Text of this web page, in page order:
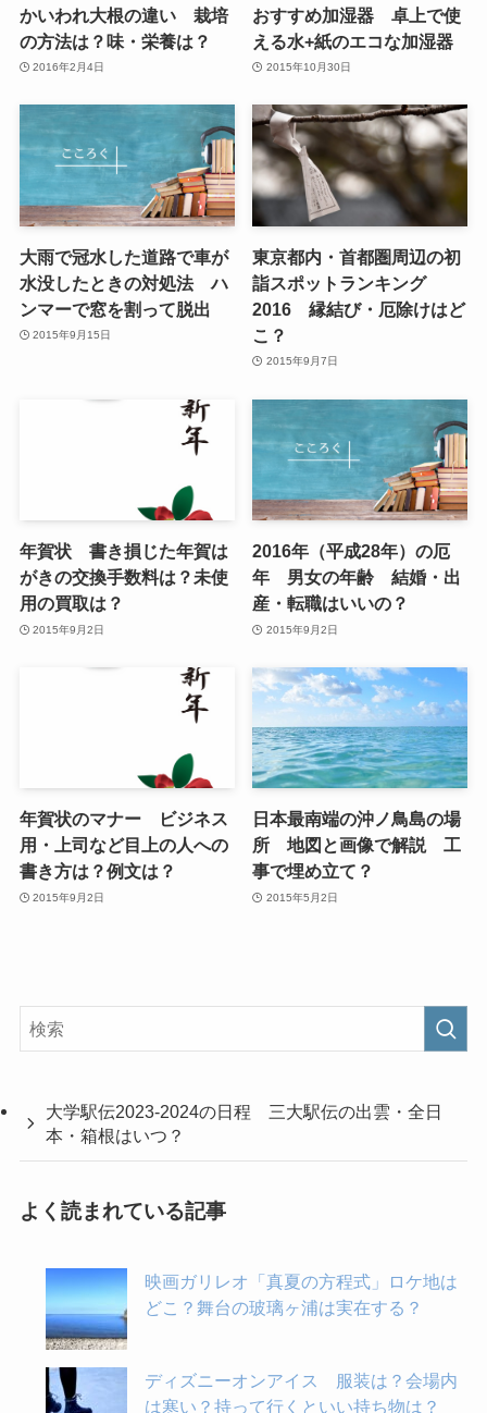
かいわれ大根の違い 栽培
の方法は？味・栄養は？
2016年2月4日
おすすめ加湿器 卓上で使
える水+紙のエコな加湿器
2015年10月30日
大雨で冠水した道路で車が
水没したときの対処法 ハ
ンマーで窓を割って脱出
2015年9月15日
東京都内・首都圏周辺の初
詣スポットランキング
2016 縁結び・厄除けはど
こ？
2015年9月7日
年賀状 書き損じた年賀は
がきの交換手数料は？未使
用の買取は？
2015年9月2日
2016年（平成28年）の厄
年 男女の年齢 結婚・出
産・転職はいいの？
2015年9月2日
年賀状のマナー ビジネス
用・上司など目上の人への
書き方は？例文は？
2015年9月2日
日本最南端の沖ノ鳥島の場
所 地図と画像で解説 工
事で埋め立て？
2015年5月2日
大学駅伝2023-2024の日程 三大駅伝の出雲・全日
本・箱根はいつ？
よく読まれている記事
映画ガリレオ「真夏の方程式」ロケ地は
どこ？舞台の玻璃ヶ浦は実在する？
ディズニーオンアイス 服装は？会場内
は寒い？持って行くといい持ち物は？